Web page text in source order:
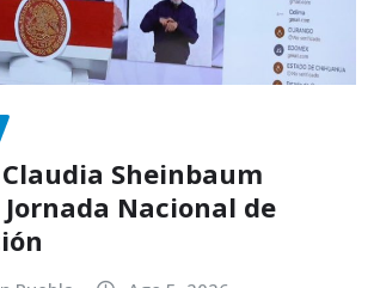
Sheinbaum
Nacional de